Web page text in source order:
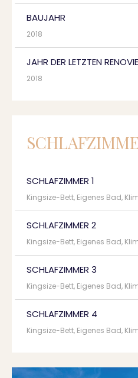
BAUJAHR
2018
JAHR DER LETZTEN
2018
SCHLAFZIMMER 1
Kingsize-Bett, Eigenes Bad,
SCHLAFZIMMER 2
Kingsize-Bett, Eigenes Bad,
SCHLAFZIMMER 3
Kingsize-Bett, Eigenes Bad,
SCHLAFZIMMER 4
Kingsize-Bett, Eigenes Bad,